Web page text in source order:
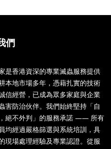
們
是香港資深的專業滅蟲服務提供
本地市場多年，憑藉扎實的技術
信經營，已成為眾多家庭與企業
害防治伙伴。我們始終堅持「自
絕不外判」的服務承諾 —— 所有
均經過嚴格篩選與系統培訓，具
現場處理經驗及專業認證。從服